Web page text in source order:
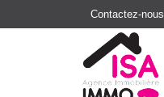
Contactez-nous